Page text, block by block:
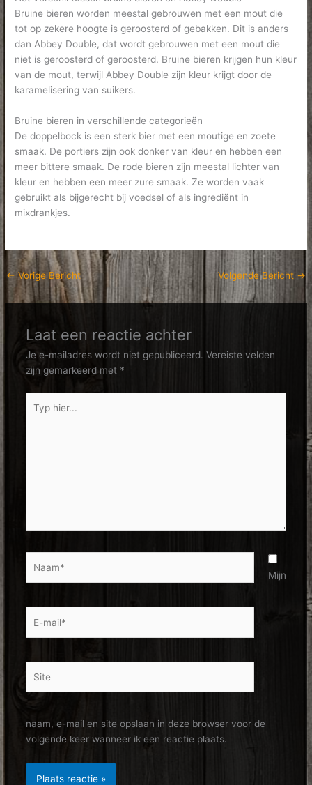
Bruine bieren worden meestal gebrouwen met een mout die
tot op zekere hoogte is geroosterd of gebakken. Dit is anders
dan Abbey Double, dat wordt gebrouwen met een mout die
niet is geroosterd of geroosterd. Bruine bieren krijgen hun kleur
van de mout, terwijl Abbey Double zijn kleur krijgt door de
karamelisering van suikers.
Bruine bieren in verschillende categorieën
De doppelbock is een sterk bier met een moutige en zoete
smaak. De portiers zijn ook donker van kleur en hebben een
meer bittere smaak. De rode bieren zijn meestal lichter van
kleur en hebben een meer zure smaak. Ze worden vaak
gebruikt als bijgerecht bij voedsel of als ingrediënt in
mixdrankjes.
←Vorige Bericht Volgende Bericht →
Laat een reactie achter
Je e-mailadres wordt niet gepubliceerd. Vereiste velden
zijn gemarkeerd met *
hier...
mail*
Mijn
naam, e-mail en site opslaan in deze browser voor de
volgende keer wanneer ik een reactie plaats.